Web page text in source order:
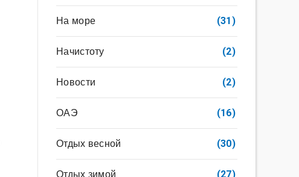
На море (31)
Начистоту (2)
Новости (2)
ОАЭ (16)
Отдых весной (30)
(27)